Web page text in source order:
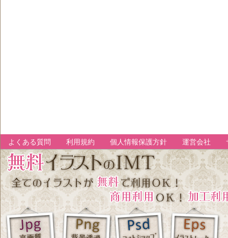
よくある質問 利用規約 個人情報保護方針 運営会社